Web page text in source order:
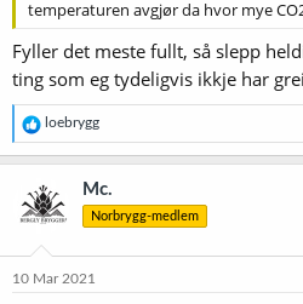
temperaturen avgjør da hvor mye
Fyller det meste fullt, så slepp
ting som eg tydeligvis ikkje har
R
e
a
s
j
e
loebrygg
Mc.
Norbrygg-medlem
10 Mar 2021